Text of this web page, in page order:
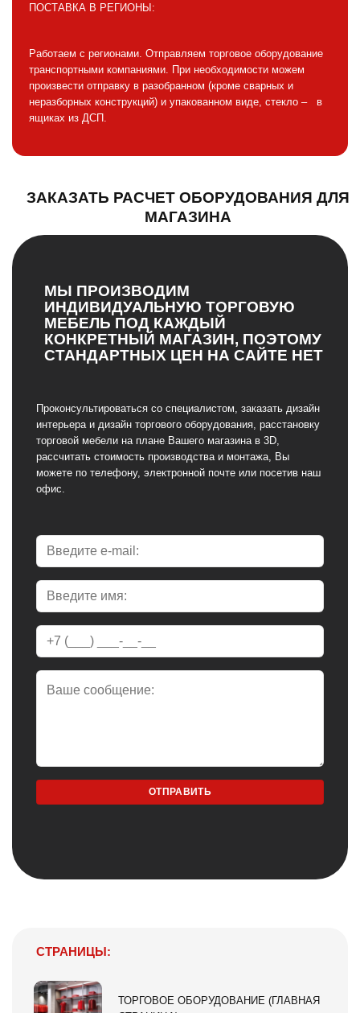
ПОСТАВКА В РЕГИОНЫ:
Работаем с регионами. Отправляем торговое оборудование
транспортными компаниями. При необходимости можем
произвести отправку в разобранном (кроме сварных и
неразборных конструкций) и упакованном виде, стекло – в
ящиках из ДСП.
ЗАКАЗАТЬ РАСЧЕТ ОБОРУДОВАНИЯ ДЛЯ
МАГАЗИНА
МЫ ПРОИЗВОДИМ
ИНДИВИДУАЛЬНУЮ ТОРГОВУЮ
МЕБЕЛЬ ПОД КАЖДЫЙ
КОНКРЕТНЫЙ МАГАЗИН, ПОЭТОМУ
СТАНДАРТНЫХ ЦЕН НА САЙТЕ НЕТ
Проконсультироваться со специалистом, заказать дизайн
интерьера и дизайн торгового оборудования, расстановку
торговой мебели на плане Вашего магазина в 3D,
рассчитать стоимость производства и монтажа, Вы
можете по телефону, электронной почте или посетив наш
офис.
СТРАНИЦЫ:
ТОРГОВОЕ ОБОРУДОВАНИЕ (ГЛАВНАЯ